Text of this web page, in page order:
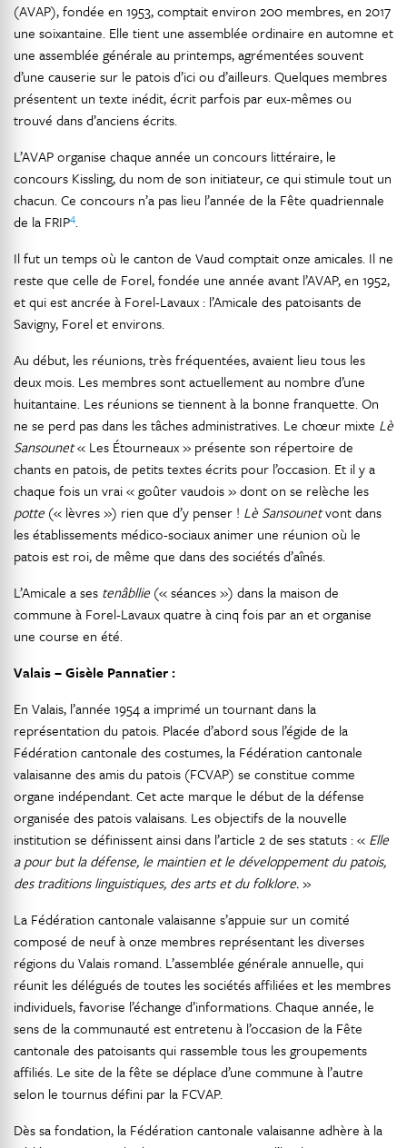
(AVAP), fondée en 1953, comptait environ 200 membres, en 2017
une soixantaine. Elle tient une assemblée ordinaire en automne et
une assemblée générale au printemps, agrémentées souvent
d’une causerie sur le patois d’ici ou d’ailleurs. Quelques membres
présentent un texte inédit, écrit parfois par eux-mêmes ou
trouvé dans d’anciens écrits.
L’AVAP organise chaque année un concours littéraire, le
concours Kissling, du nom de son initiateur, ce qui stimule tout un
chacun. Ce concours n’a pas lieu l’année de la Fête quadriennale
de la FRIP4.
Il fut un temps où le canton de Vaud comptait onze amicales. Il ne
reste que celle de Forel, fondée une année avant l’AVAP, en 1952,
et qui est ancrée à Forel-Lavaux : l’Amicale des patoisants de
Savigny, Forel et environs.
Au début, les réunions, très fréquentées, avaient lieu tous les
deux mois. Les membres sont actuellement au nombre d’une
huitantaine. Les réunions se tiennent à la bonne franquette. On
ne se perd pas dans les tâches administratives. Le chœur mixte Lè
Sansounet« Les Étourneaux » présente son répertoire de
chants en patois, de petits textes écrits pour l’occasion. Et il y a
chaque fois un vrai « goûter vaudois » dont on se relèche les
potte (« lèvres ») rien que d’y penser ! Lè Sansounetvont dans
les établissements médico-sociaux animer une réunion où le
patois est roi, de même que dans des sociétés d’aînés.
L’Amicale a ses tenâbllie (« séances ») dans la maison de
commune à Forel-Lavaux quatre à cinq fois par an et organise
une course en été.
Valais – Gisèle Pannatier :
En Valais, l’année 1954 a imprimé un tournant dans la
représentation du patois. Placée d’abord sous l’égide de la
Fédération cantonale des costumes, la Fédération cantonale
valaisanne des amis du patois (FCVAP) se constitue comme
organe indépendant. Cet acte marque le début de la défense
organisée des patois valaisans. Les objectifs de la nouvelle
institution se définissent ainsi dans l’article 2 de ses statuts : « Elle
a pour but la défense, le maintien et le développement du patois,
des traditions linguistiques, des arts et du folklore.»
La Fédération cantonale valaisanne s’appuie sur un comité
composé de neuf à onze membres représentant les diverses
régions du Valais romand. L’assemblée générale annuelle, qui
réunit les délégués de toutes les sociétés affiliées et les membres
individuels, favorise l’échange d’informations. Chaque année, le
sens de la communauté est entretenu à l’occasion de la Fête
cantonale des patoisants qui rassemble tous les groupements
affiliés. Le site de la fête se déplace d’une commune à l’autre
selon le tournus défini par la FCVAP.
Dès sa fondation, la Fédération cantonale valaisanne adhère à la